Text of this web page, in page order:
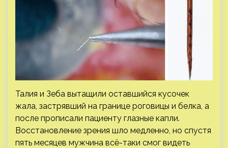
Талия и Зеба вытащили оставшийся кусочек
жала, застрявший на границе роговицы и белка, а
после прописали пациенту глазные капли.
Восстановление зрения шло медленно, но спустя
пять месяцев мужчина всё-таки смог видеть